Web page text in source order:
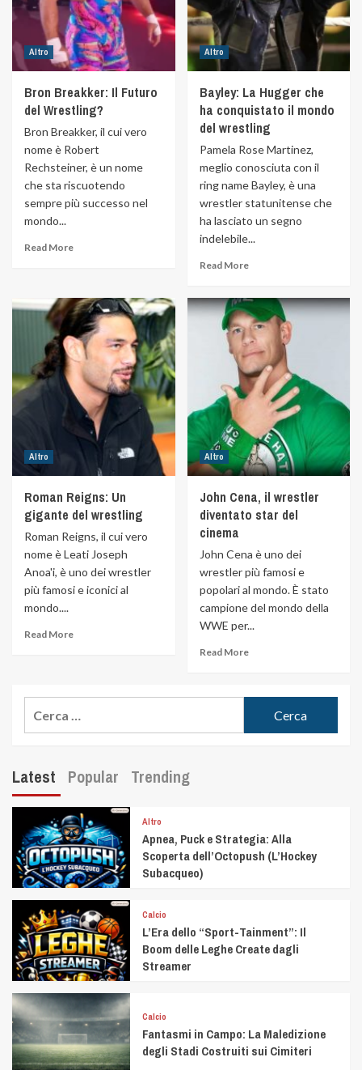
Altro
Bron Breakker: Il Futuro
del Wrestling?
Bron Breakker, il cui vero
nome è Robert
Rechsteiner, è un nome
che sta riscuotendo
sempre più successo nel
mondo...
Read More
Altro
Bayley: La Hugger che
ha conquistato il mondo
del wrestling
Pamela Rose Martinez,
meglio conosciuta con il
ring name Bayley, è una
wrestler statunitense che
ha lasciato un segno
indelebile...
Read More
Altro
Roman Reigns: Un
gigante del wrestling
Roman Reigns, il cui vero
nome è Leati Joseph
Anoa'i, è uno dei wrestler
più famosi e iconici al
mondo....
Read More
Altro
John Cena, il wrestler
diventato star del
cinema
John Cena è uno dei
wrestler più famosi e
popolari al mondo. È stato
campione del mondo della
WWE per...
Read More
Latest Popular Trending
Altro
Apnea, Puck e Strategia: Alla
Scoperta dell’Octopush (L’Hockey
Subacqueo)
Calcio
L’Era dello “Sport-Tainment”: Il
Boom delle Leghe Create dagli
Streamer
Calcio
Fantasmi in Campo: La Maledizione
degli Stadi Costruiti sui Cimiteri